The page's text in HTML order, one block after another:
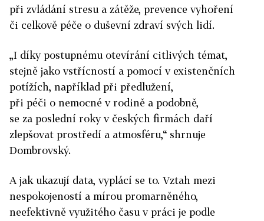
při zvládání stresu a zátěže, prevence vyhoření
či celkově péče o duševní zdraví svých lidí.
„I díky postupnému otevírání citlivých témat,
stejně jako vstřícností a pomocí v existenčních
potížích, například při předlužení,
při péči o nemocné v rodině a podobně,
se za poslední roky v českých firmách daří
zlepšovat prostředí a atmosféru,“ shrnuje
Dombrovský.
A jak ukazují data, vyplácí se to. Vztah mezi
nespokojeností a mírou promarněného,
neefektivně využitého času v práci je podle